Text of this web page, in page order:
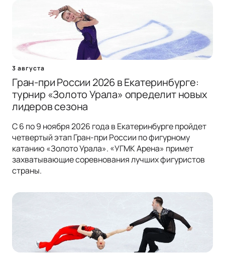
3 августа
Гран-при России 2026 в Екатеринбурге:
турнир «Золото Урала» определит новых
лидеров сезона
С 6 по 9 ноября 2026 года в Екатеринбурге пройдет
четвертый этап Гран-при России по фигурному
катанию «Золото Урала». «УГМК Арена» примет
захватывающие соревнования лучших фигуристов
страны.